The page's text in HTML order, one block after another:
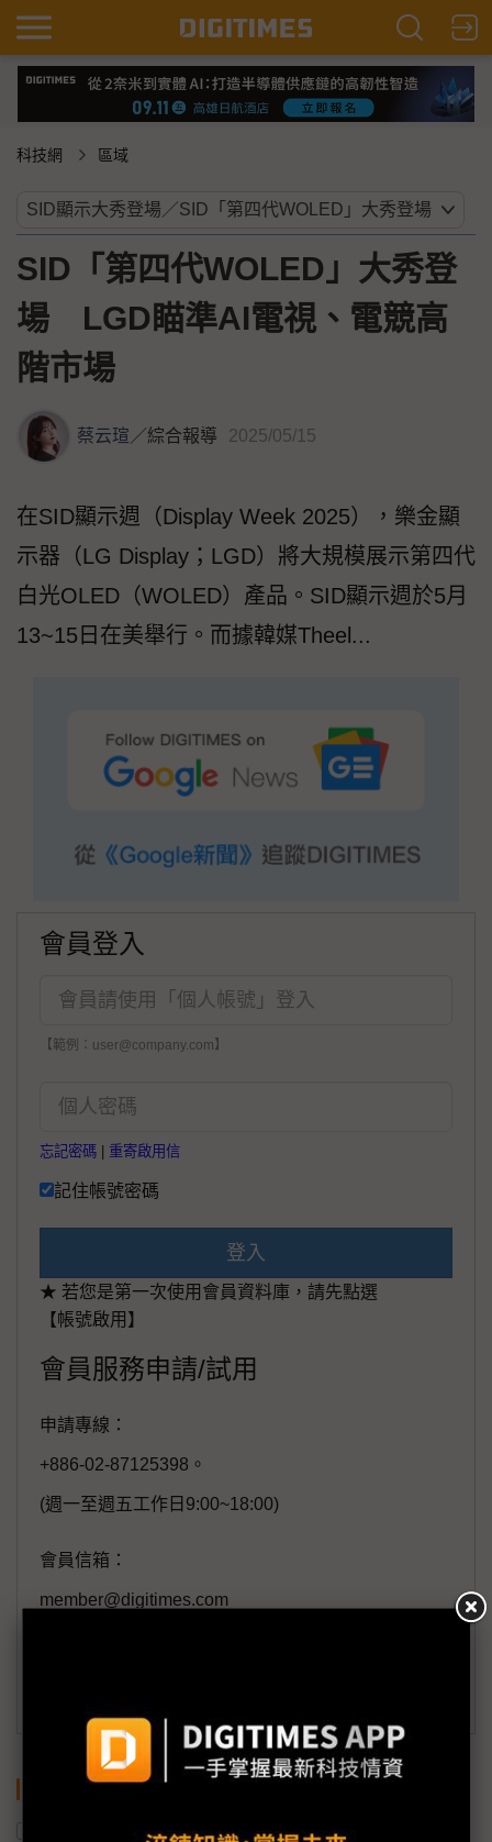
科技網 區域
SID「第四代WOLED」大秀登
場 LGD瞄準AI電視、電競高
階市場
蔡云瑄／綜合報導 2025/05/15
在SID顯示週（Display Week 2025），樂金顯
示器（LG Display；LGD）將大規模展示第四代
白光OLED（WOLED）產品。SID顯示週於5月
13~15日在美舉行。而據韓媒Theel...
會員登入
【範例：user@company.com】
忘記密碼 重寄啟用信
記住帳號密碼
登入
★ 若您是第一次使用會員資料庫，請先點選
【帳號啟用】
會員服務申請/試用
申請專線：
+886-02-87125398。
(週一至週五工作日9:00~18:00)
會員信箱：
member@digitimes.com
關鍵字
AI 樂金顯示器 電競